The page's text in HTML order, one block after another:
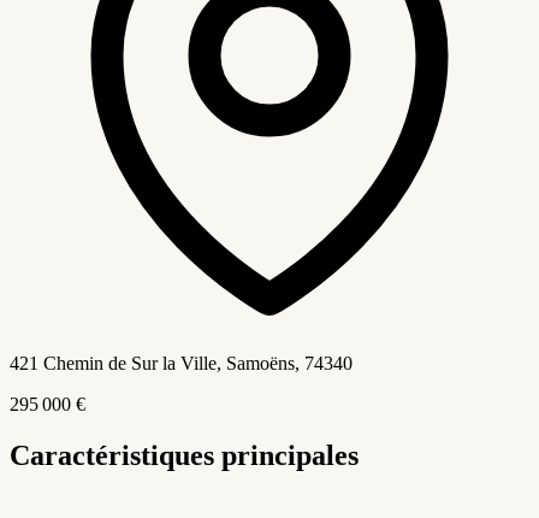
421 Chemin de Sur la Ville, Samoëns, 74340
295 000 €
Caractéristiques principales